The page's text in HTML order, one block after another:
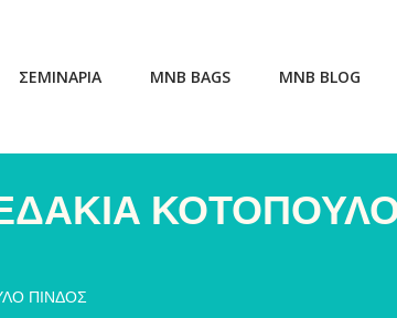
ΣΕΜΙΝΑΡΙΑ MNB BAGS MNB BLOG
ΠΙΝΔΟΣ